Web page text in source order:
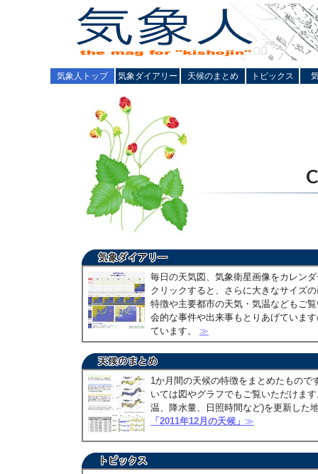
気象人トップ 気象ダイアリー 天候のまとめ トピックス
毎日の天気図、気象衛星画像をカレン
クリックすると、さらに大きなサイズ
特徴や主要都市の天気・気温などもご
会的な事件や出来事もとりあげていま
ています。 ≫
1か月間の天候の特徴をまとめたもので
いては図やグラフでもご覧いただけま
温、降水量、日照時間など)を更新した
「2011年12月の天候」 ≫